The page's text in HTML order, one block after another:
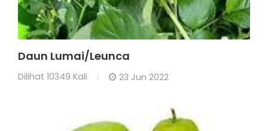
Daun Lumai/Leunca
Dilihat 10349 Kali 23 Jun 2022